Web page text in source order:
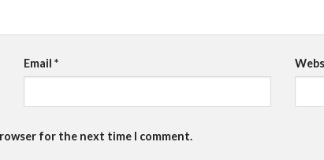
Email*
for the next time I comment.